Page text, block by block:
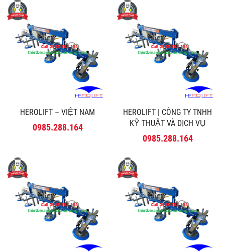
HEROLIFT – VIỆT NAM
0985.288.164
HEROLIFT | CÔNG TY TNHH
KỸ THUẬT VÀ DỊCH VỤ
MINH PHÚ
0985.288.164